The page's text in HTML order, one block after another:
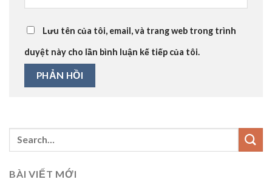
Lưu tên của tôi, email, và trang web trong trình
duyệt này cho lần bình luận kế tiếp của tôi.
BÀI VIẾT MỚI